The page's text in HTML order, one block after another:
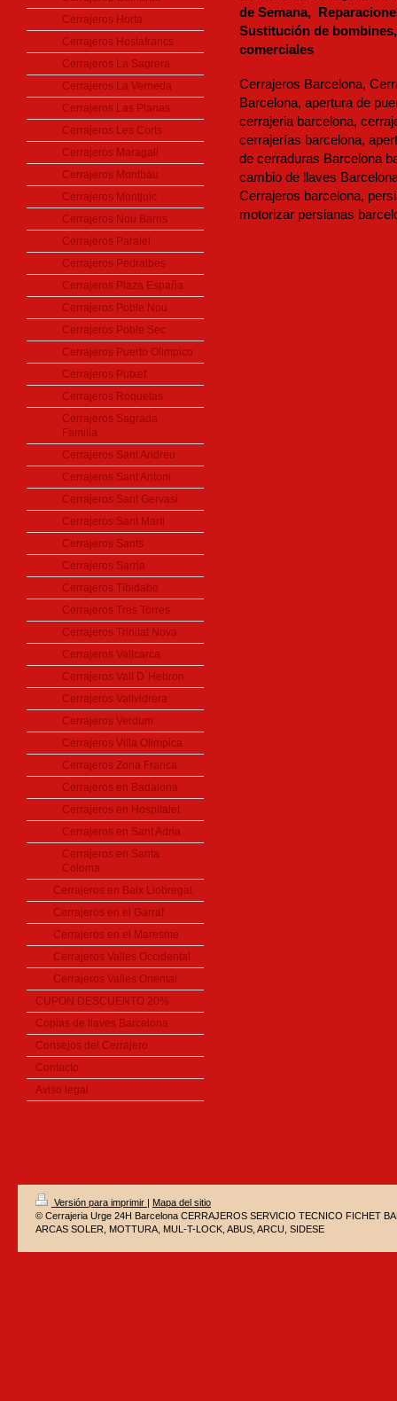
Cerrajeros Horta
Cerrajeros Hostafrancs
Cerrajeros La Sagrera
Cerrajeros La Verneda
Cerrajeros Las Planas
Cerrajeros Les Corts
Cerrajeros Maragall
Cerrajeros Montbau
Cerrajeros Montjuic
Cerrajeros Nou Barris
Cerrajeros Paralel
Cerrajeros Pedralbes
Cerrajeros Plaza España
Cerrajeros Poble Nou
Cerrajeros Poble Sec
Cerrajeros Puerto Olimpico
Cerrajeros Putxet
Cerrajeros Roquetas
Cerrajeros Sagrada
Familia
Cerrajeros Sant Andreu
Cerrajeros Sant Antoni
Cerrajeros Sant Gervasi
Cerrajeros Sant Marti
Cerrajeros Sants
Cerrajeros Sarria
Cerrajeros Tibidabo
Cerrajeros Tres Torres
Cerrajeros Trinitat Nova
Cerrajeros Vallcarca
Cerrajeros Vall D´Hebron
Cerrajeros Vallvidrera
Cerrajeros Verdum
Cerrajeros Villa Olimpica
Cerrajeros Zona Franca
Cerrajeros en Badalona
Cerrajeros en Hospitalet
Cerrajeros en Sant Adria
Cerrajeros en Santa
Coloma
Cerrajeros en Baix Llobregat
Cerrajeros en el Garraf
Cerrajeros en el Maresme
Cerrajeros Valles Occidental
Cerrajeros Valles Oriental
CUPON DESCUENTO 20%
Copias de llaves Barcelona
Consejos del Cerrajero
Contacto
Aviso legal
de Semana,
Sustitución de bombines,
comerciales
Cerrajeros Barcelona,
Barcelona, apertura de
cerrajeria barcelona,
cerrajerías barcelona,
de cerraduras Barcelona
cambio de llaves
Cerrajeros barcelona,
motorizar persianas
Versión para imprimir | Mapa del sitio
© Cerrajeria Urge 24H Barcelona CERRAJEROS SERVICIO TECNICO FICHET
ARCAS SOLER, MOTTURA, MUL-T-LOCK, ABUS, ARCU, SIDESE